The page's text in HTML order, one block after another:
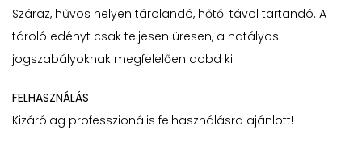
Száraz, hűvös helyen tárolandó, hőtől távol tartandó. A
tároló edényt csak teljesen üresen, a hatályos
jogszabályoknak megfelelően dobd ki!
FELHASZNÁLÁS
Kizárólag professzionális felhasználásra ajánlott!